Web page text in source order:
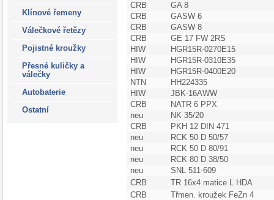
Klínové řemeny
Válečkové řetězy
Pojistné kroužky
Přesné kuličky a
válečky
Autobaterie
Ostatní
CRB
GA 8
CRB
GASW 6
CRB
GASW 8
CRB
GE 17 FW 2RS
HIW
HGR15R-0270E15
HIW
HGR15R-0310E35
HIW
HGR15R-0400E20
NTN
HH224335
HIW
JBK-16AWW
CRB
NATR 6 PPX
neu
NK 35/20
CRB
PKH 12 DIN 471
neu
RCK 50 D 50/57
neu
RCK 50 D 80/91
neu
RCK 80 D 38/50
neu
SNL 511-609
CRB
TR 16x4 matice L HDA
CRB
Třmen. kroužek FeZn 4